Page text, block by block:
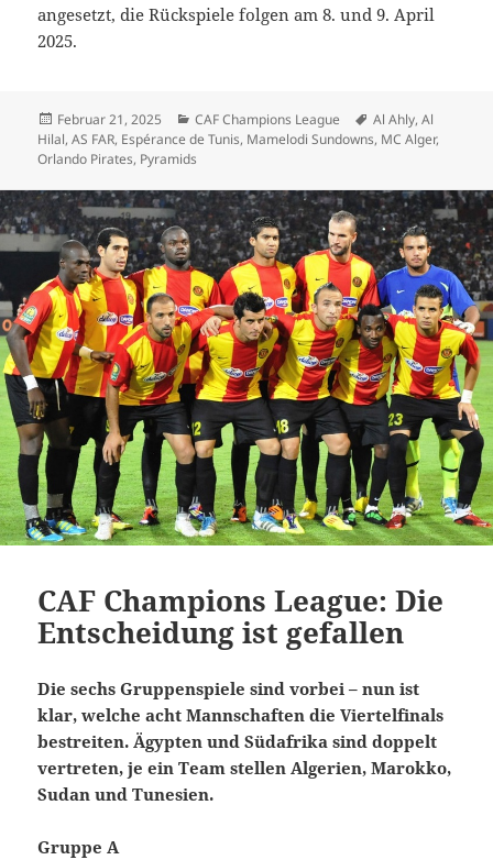
angesetzt, die Rückspiele folgen am 8. und 9. April
2025.
Veröffentlicht
am
Februar 21, 2025 Kategorien
CAF Champions League Schlagwörter
Al Ahly,Al
Hilal,AS FAR, Espérance de Tunis, Mamelodi Sundowns, MC Alger,
Orlando Pirates, Pyramids
CAF Champions League: Die
Entscheidung ist gefallen
Die sechs Gruppenspiele sind vorbei – nun ist
klar, welche acht Mannschaften die Viertelfinals
bestreiten. Ägypten und Südafrika sind doppelt
vertreten, je ein Team stellen Algerien, Marokko,
Sudan und Tunesien.
Gruppe A